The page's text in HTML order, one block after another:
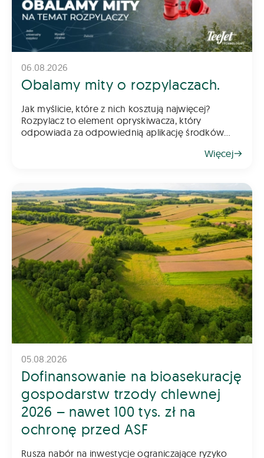
06.08.2026
Obalamy mity o rozpylaczach.
Jak myślicie, które z nich kosztują najwięcej?
Rozpylacz to element opryskiwacza, który
odpowiada za odpowiednią aplikację środków
Więcej
05.08.2026
Dofinansowanie na bioasekurację
gospodarstw trzody chlewnej
2026 – nawet 100 tys. zł na
ochronę przed ASF
Rusza nabór na inwestycje ograniczające ryzyko